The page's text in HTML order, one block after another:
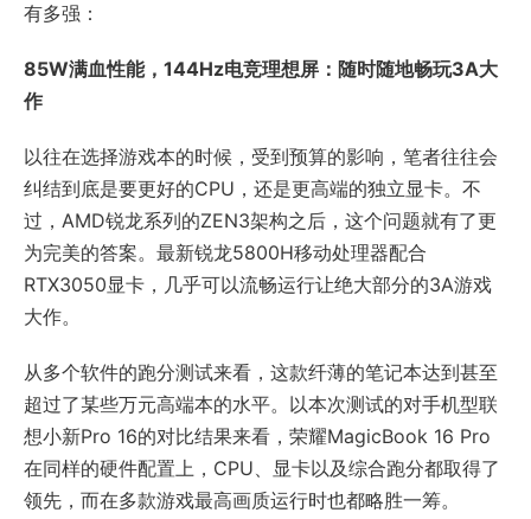
有多强：
85W满血性能，144Hz电竞理想屏：随时随地畅玩3A大
作
以往在选择游戏本的时候，受到预算的影响，笔者往往会
纠结到底是要更好的CPU，还是更高端的独立显卡。不
过，AMD锐龙系列的ZEN3架构之后，这个问题就有了更
为完美的答案。最新锐龙5800H移动处理器配合
RTX3050显卡，几乎可以流畅运行让绝大部分的3A游戏
大作。
从多个软件的跑分测试来看，这款纤薄的笔记本达到甚至
超过了某些万元高端本的水平。以本次测试的对手机型联
想小新Pro 16的对比结果来看，荣耀MagicBook 16 Pro
在同样的硬件配置上，CPU、显卡以及综合跑分都取得了
领先，而在多款游戏最高画质运行时也都略胜一筹。